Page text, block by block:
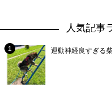
人気記事
運動神経良すぎる